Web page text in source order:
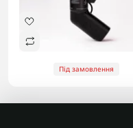
Під замовлення